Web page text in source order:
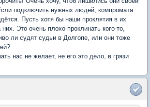
подключить нужных людей, компромата
Пусть хотя бы наши проклятия в их
Это очень плохо-проклинать кого-то,
ли судят судьи в Долгопе, или они тоже
нас не желает, не его это дело, в грязи